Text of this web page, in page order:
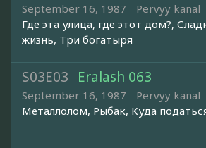
September 16, 1987
Pervyy kanal
Где эта улица, где этот дом?,
жизнь, Три богатыря
S03E03 Eralash 063
September 16, 1987
Pervyy kanal
Металлолом, Рыбак, Куда